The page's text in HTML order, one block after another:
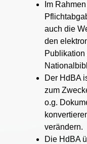
Im
auch die
den
Der HdBA
zum
o.g.
verändern.
Die HdBA